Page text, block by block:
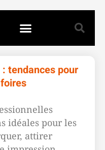
tendances pour
idéales pour les
attirer